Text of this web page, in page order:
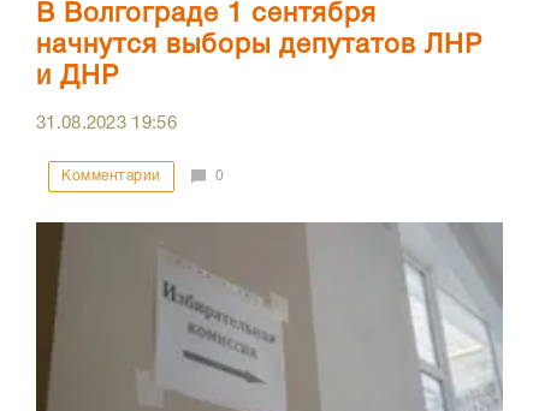
В Волгограде 1 сентября
начнутся выборы депутатов ЛНР
и ДНР
31.08.2023 19:56
Комментарии 0